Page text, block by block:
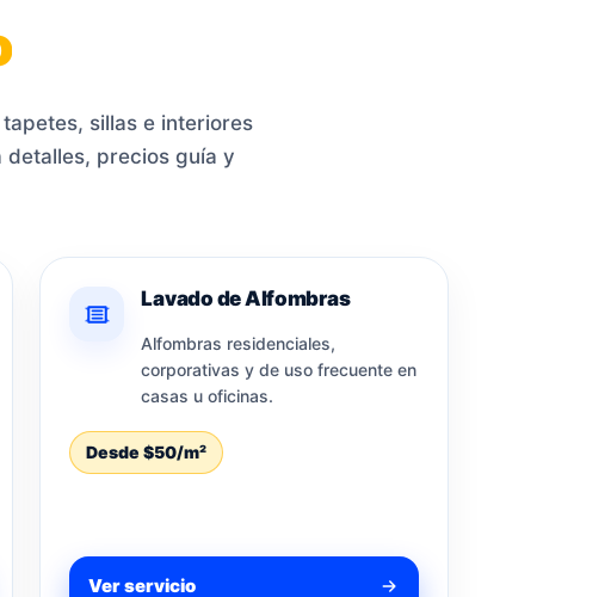
sillas e interiores
detalles, precios guía y
Lavado de Alfombras
Alfombras residenciales,
corporativas y de uso frecuente en
casas u oficinas.
Desde $50/m²
Ver servicio